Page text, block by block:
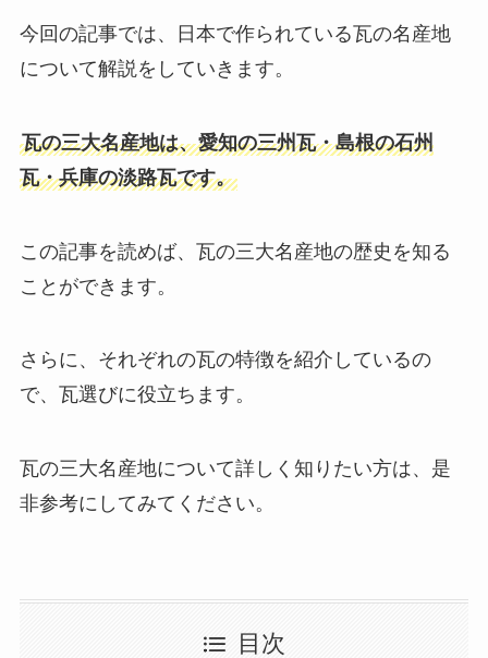
今回の記事では、日本で作られている瓦の名産地
について解説をしていきます。
瓦の三大名産地は、愛知の三州瓦・島根の石州
瓦・兵庫の淡路瓦です。
この記事を読めば、瓦の三大名産地の歴史を知る
ことができます。
さらに、それぞれの瓦の特徴を紹介しているの
で、瓦選びに役立ちます。
瓦の三大名産地について詳しく知りたい方は、是
非参考にしてみてください。
目次